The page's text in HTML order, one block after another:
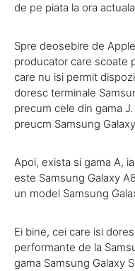
de pe piata la ora
Spre deosebire de
producator care scoate
care nu isi permit
doresc terminale
precum cele din gama
preucm Samsung
Apoi, exista si gama A,
este Samsung Galaxy
un model Samsung
Ei bine, cei care isi
performante de la
gama Samsung Galaxy